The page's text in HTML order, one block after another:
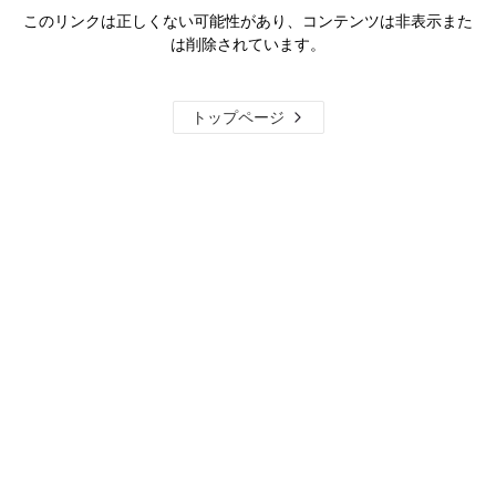
このリンクは正しくない可能性があり、コンテンツは非表示また
は削除されています。
トップページ